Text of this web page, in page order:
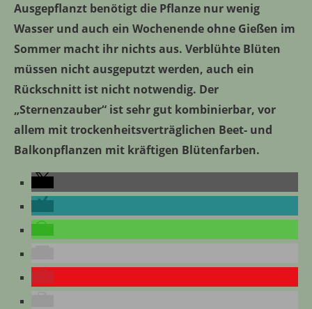
Ausgepflanzt benötigt die Pflanze nur wenig
Wasser und auch ein Wochenende ohne Gießen im
Sommer macht ihr nichts aus. Verblühte Blüten
müssen nicht ausgeputzt werden, auch ein
Rückschnitt ist nicht notwendig. Der
„Sternenzauber“ ist sehr gut kombinierbar, vor
allem mit trockenheitsverträglichen Beet- und
Balkonpflanzen mit kräftigen Blütenfarben.